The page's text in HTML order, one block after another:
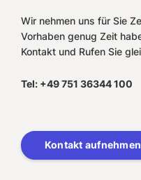
Wir nehmen uns für Sie
Vorhaben genug Zeit
Kontakt und Rufen Sie
Tel: +49 751 36344 100
Kontakt aufnehmen